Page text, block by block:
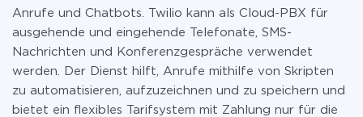
Anrufe und Chatbots. Twilio kann als Cloud-PBX für
ausgehende und eingehende Telefonate, SMS-
Nachrichten und Konferenzgespräche verwendet
werden. Der Dienst hilft, Anrufe mithilfe von Skripten
zu automatisieren, aufzuzeichnen und zu speichern und
bietet ein flexibles Tarifsystem mit Zahlung nur für die